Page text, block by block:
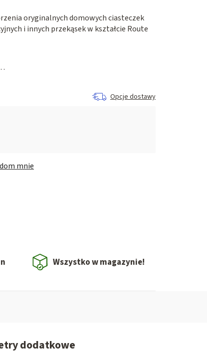
oryginalnych domowych ciasteczek
i innych przekąsek w kształcie Route
Opcje dostawy
mnie
Wszystko w magazynie!
dodatkowe